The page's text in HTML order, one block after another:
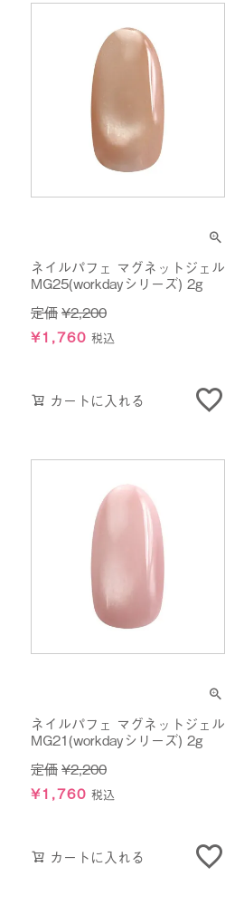
ネイルパフェ マグネットジェル
MG25(workdayシリーズ) 2g
定価¥2,200
¥1,760 税込
カートに入れる
ネイルパフェ マグネットジェル
MG21(workdayシリーズ) 2g
定価¥2,200
¥1,760 税込
カートに入れる